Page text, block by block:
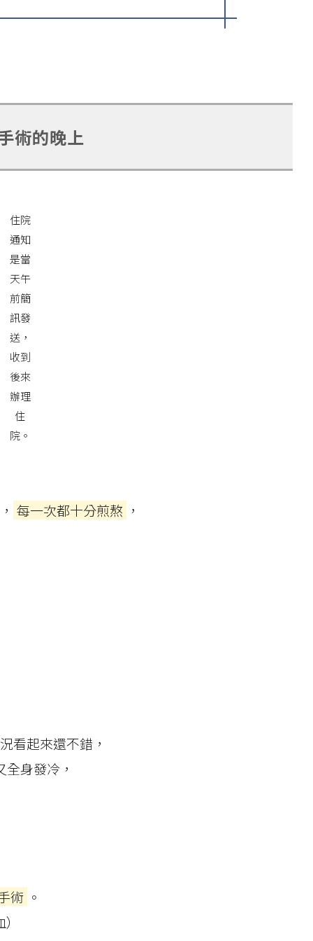
術的晚上
住院
通知
是當
天午
前簡
訊發
送，
收到
後來
辦理
住
院。
每一次都十分煎熬 ，
看起來還不錯，
身發冷，
術 。